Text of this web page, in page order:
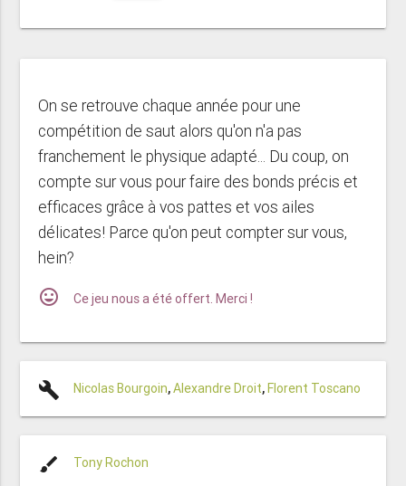
On se retrouve chaque année pour une
compétition de saut alors qu'on n'a pas
franchement le physique adapté... Du coup, on
compte sur vous pour faire des bonds précis et
efficaces grâce à vos pattes et vos ailes
délicates! Parce qu'on peut compter sur vous,
hein?
mood Ce jeu nous a été offert. Merci !
build Nicolas Bourgoin,Alexandre Droit,Florent Toscano
brush Tony Rochon